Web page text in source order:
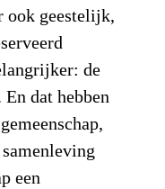
ook geestelijk,
de
dat hebben
een